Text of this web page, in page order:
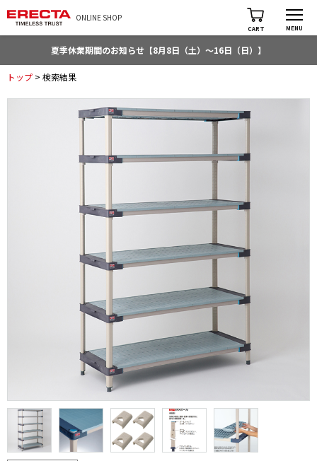
ONLINE SHOP
CART MENU
夏季休業期間のお知らせ【8月8日（土）～16日（日）】
トップ > 検索結果